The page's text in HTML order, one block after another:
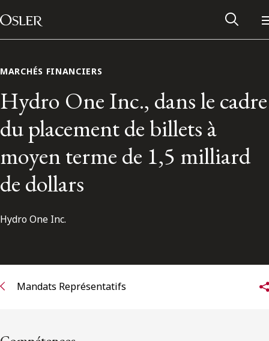
Passer au contenu
Main Navigation
Réseau des anciens d’Osler
MARCHÉS FINANCIERS
Hydro One Inc., dans le cadre
du placement de billets à
moyen terme de 1,5 milliard
de dollars
Hydro One Inc.
Mandats Représentatifs